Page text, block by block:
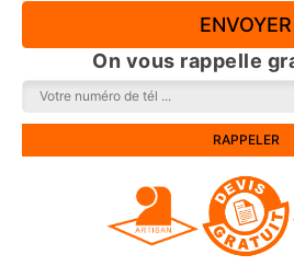
On vous rappelle